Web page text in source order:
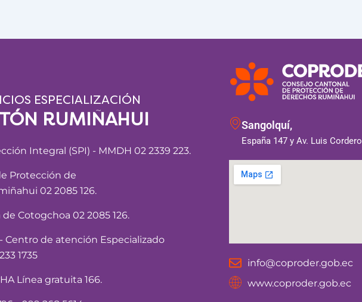
ESPECIALIZACIÓN
RUMIÑAHUI
Integral (SPI) - MMDH 02 2339 223.
Protección de
02 2085 126.
Cotogchoa 02 2085 126.
Centro de atención Especializado
1735
Línea gratuita 166.
Sangolquí,
España 147 y Av. Luis Cordero
info@coproder.gob.ec
www.coproder.gob.ec